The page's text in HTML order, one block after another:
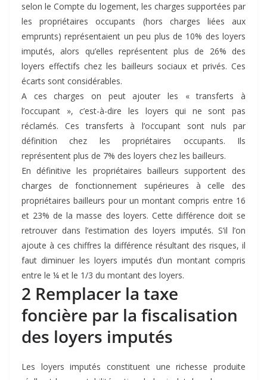
selon le Compte du logement, les charges supportées par
les propriétaires occupants (hors charges liées aux
emprunts) représentaient un peu plus de 10% des loyers
imputés, alors qu’elles représentent plus de 26% des
loyers effectifs chez les bailleurs sociaux et privés. Ces
écarts sont considérables.
A ces charges on peut ajouter les « transferts à
l’occupant », c’est-à-dire les loyers qui ne sont pas
réclamés. Ces transferts à l’occupant sont nuls par
définition chez les propriétaires occupants. Ils
représentent plus de 7% des loyers chez les bailleurs.
En définitive les propriétaires bailleurs supportent des
charges de fonctionnement supérieures à celle des
propriétaires bailleurs pour un montant compris entre 16
et 23% de la masse des loyers. Cette différence doit se
retrouver dans l’estimation des loyers imputés. S’il l’on
ajoute à ces chiffres la différence résultant des risques, il
faut diminuer les loyers imputés d’un montant compris
entre le ¼ et le 1/3 du montant des loyers.
2 Remplacer la taxe
foncière par la fiscalisation
des loyers imputés
Les loyers imputés constituent une richesse produite